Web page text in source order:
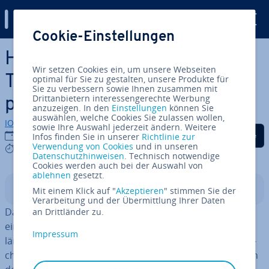
Zum Haupt­in­halt springen
Her­aus­ra­gen­de Joomla-
Templates: Kostenlos und
pro­fes­sio­nell
IONOS Redaktion
09.08.2022
8 mins
Auf Facebook teilen
Auf Twitter teilen
Auf LinkedIn
In­halts­ver­zeich­nis
Das beliebte Content-Ma­nage­ment-System Joomla hat
eine aktive
länger mit dem kos­ten­lo­sen CMS arbeiten, haben Sie si­
cher­lich auch schon von den zahl­rei­chen Er­wei­te­run­gen
Cookie-Einstellungen
Wir setzen Cookies ein, um unsere Webseiten
optimal für Sie zu gestalten, unsere Produkte für
Sie zu verbessern sowie Ihnen zusammen mit
Drittanbietern interessengerechte Werbung
anzuzeigen. In den Einstellungen können Sie
auswählen, welche Cookies Sie zulassen wollen,
sowie Ihre Auswahl jederzeit ändern. Weitere
Infos finden Sie in unserer Richtlinie zur
Verwendung von Cookies und in unseren
Datenschutzhinweisen. Technisch notwendige
Cookies werden auch bei der Auswahl von
ablehnen gesetzt.
Mit einem Klick auf "Akzeptieren" stimmen Sie der
Verarbeitung und der Übermittlung Ihrer Daten
an Drittländer zu.
Impressum